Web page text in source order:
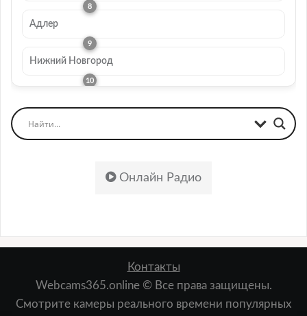
Адлер
Нижний Новгород
Онлайн Радио
Контакты
Webcams365.online © Все права защищены.
Смотрите камеры реального времени популярных